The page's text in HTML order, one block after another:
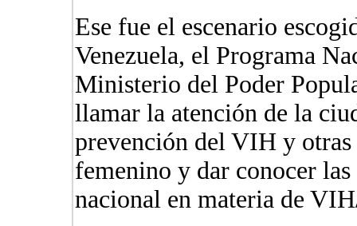
Ese fue el escenario
Venezuela, el Programa
Ministerio del Poder
llamar la atención de la
prevención del VIH y
femenino y dar conocer
nacional en materia de